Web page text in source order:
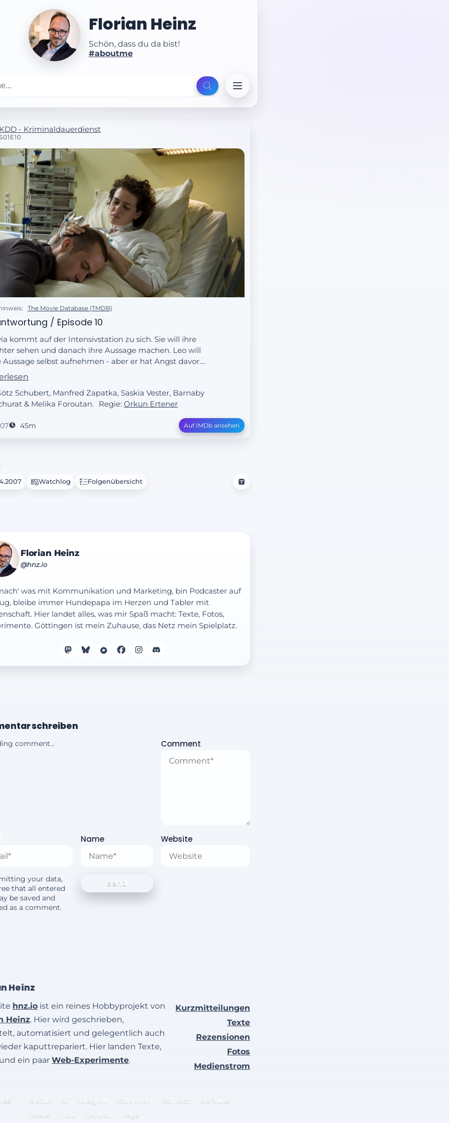
Florian Heinz
Schön, dass du da bist!
#aboutme
KDD - Kriminaldauerdienst
The Movie Database (TMDB)
/ Episode 10
kommt auf der Intensivstation zu sich. Sie will ihre
sehen und danach ihre Aussage machen. Leo will
Aussage selbst aufnehmen - aber er hat Angst davor.
ist voller Wut auf sich selbst, weil er nicht bei ihr war. Er
ihr vor, freiwillig mit dem Kidnapper Sex gehabt zu
Sylvia ist zutiefst gekränkt und fühlt sich unendlich
Schubert, Manfred Zapatka, Saskia Vester, Barnaby
& Melika Foroutan.
Regie: Orkun Ertener
45m Auf IMDb ansehen
Watchlog Folgenübersicht
Florian Heinz
@hnz.io
was mit Kommunikation und Marketing, bin Podcaster auf
bleibe immer Hundepapa im Herzen und Tabler mit
Hier landet alles, was mir Spaß macht: Texte, Fotos,
Göttingen ist mein Zuhause, das Netz mein Spielplatz.
schreiben
comment... Comment
Name Website
your data,
that all entered
be saved and
as a comment.
Heinz
hnz.io ist ein reines Hobbyprojekt von
Heinz. Hier wird geschrieben,
automatisiert und gelegentlich auch
kaputtrepariert. Hier landen Texte,
ein paar Web-Experimente.
Kurzmitteilungen
Texte
Rezensionen
Fotos
Medienstrom
/about /ai /blogroll /colophon /contact
/defaults
/feeds
/now /podroll /tags